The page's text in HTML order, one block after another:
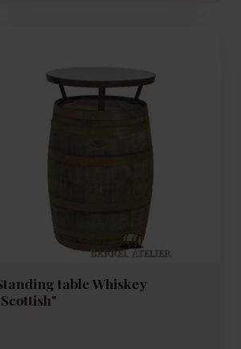
table Whiskey